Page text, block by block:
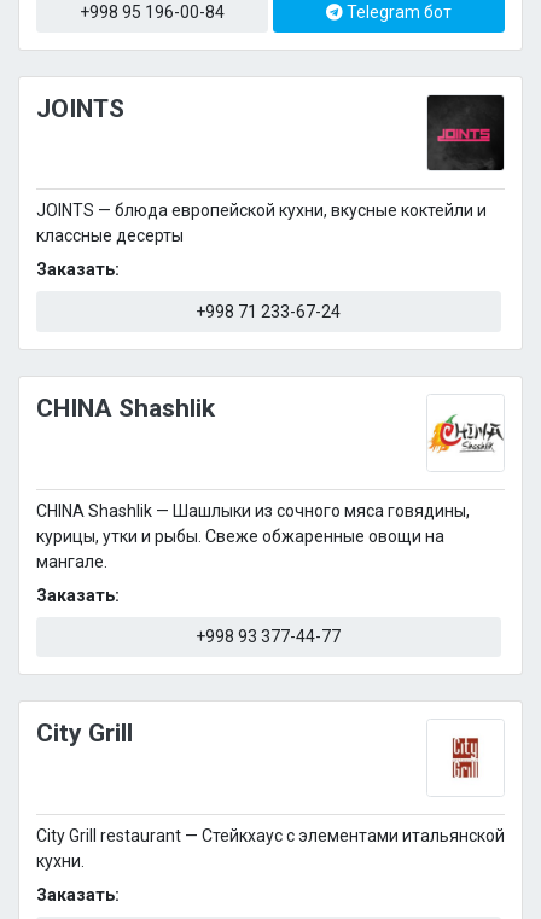
+998 95 196-00-84 Telegram бот
JOINTS
JOINTS — блюда европейской кухни, вкусные коктейли и
классные десерты
Заказать:
+998 71 233-67-24
CHINA Shashlik
CHINA Shashlik — Шашлыки из сочного мяса говядины,
курицы, утки и рыбы. Свеже обжаренные овощи на
мангале.
Заказать:
+998 93 377-44-77
City Grill
City Grill restaurant — Стейкхаус с элементами итальянской
кухни.
Заказать: